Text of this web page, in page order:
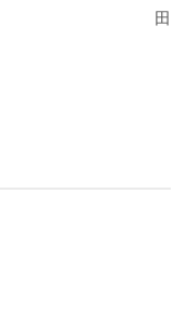
田